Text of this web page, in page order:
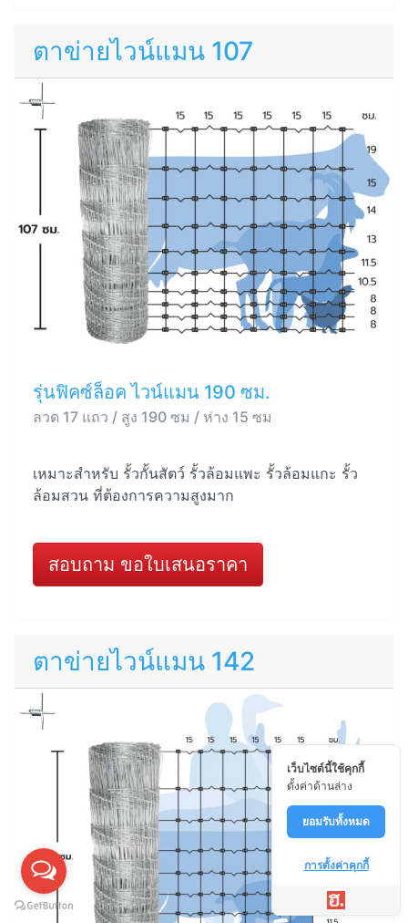
ตาข่ายไวน์แมน 107
รุ่นฟิคซ์ล็อค ไวน์แมน 190 ซม.
ลวด 17 แถว / สูง 190 ซม / ห่าง 15 ซม
เหมาะสำหรับ รั้วกั้นสัตว์ รั้วล้อมแพะ รั้วล้อมแกะ รั้ว
ล้อมสวน ที่ต้องการความสูงมาก
สอบถาม ขอใบเสนอราคา
ตาข่ายไวน์แมน 142
เว็บไซต์นี้ใช้คุกกี้
ตั้งค่าด้านล่าง
ยอมรับทั้งหมด
การตั้งค่าคุกกี้